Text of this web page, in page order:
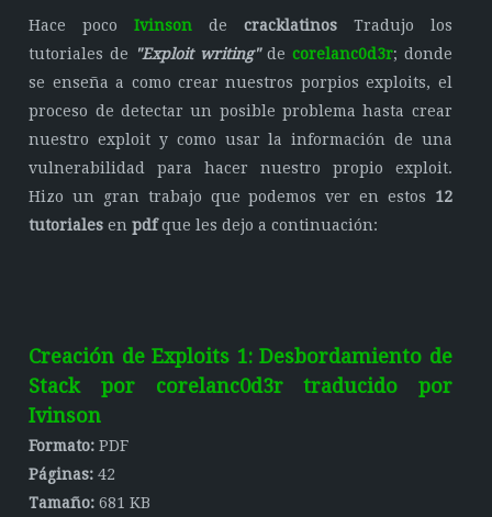
Hace pocoIvinson de cracklatinosTradujo los
tutoriales de
"Exploit writing"de corelanc0d3r; donde
se enseña a como crear nuestros porpios exploits, el
proceso de detectar un posible problema hasta crear
nuestro exploit y como usar la información de una
vulnerabilidad para hacer nuestro propio exploit.
Hizo un gran trabajo que podemos ver en estos 12
tutoriales enpdfque les dejo a continuación:
Creación de Exploits 1: Desbordamiento de
Stack por corelanc0d3r traducido por
Ivinson
Formato: PDF
Páginas: 42
Tamaño: 681 KB